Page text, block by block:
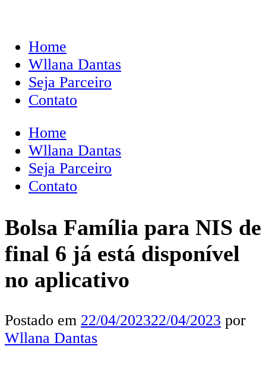
Home
Wllana Dantas
Seja Parceiro
Contato
Home
Wllana Dantas
Seja Parceiro
Contato
Bolsa Família para NIS de
final 6 já está disponível
no aplicativo
Postado em 22/04/202322/04/2023 por
Wllana Dantas